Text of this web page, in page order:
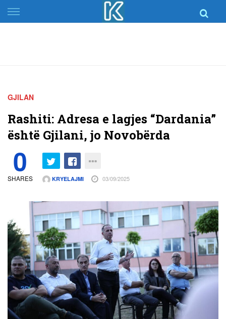
Skip
to
GJILAN
Rashiti: Adresa e lagjes “Dardania”
është Gjilani, jo Novobërda
0
SHARES KRYELAJMI 03/09/2025